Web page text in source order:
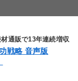
通販で13年連続増収
戦略 音声版